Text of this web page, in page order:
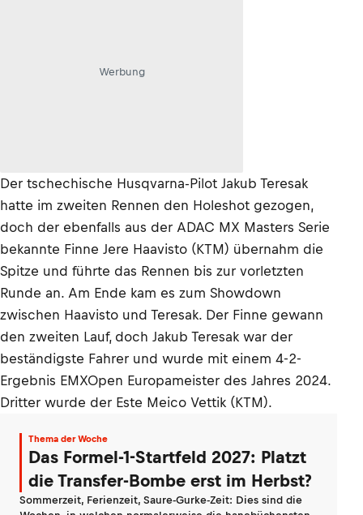
Werbung
Der tschechische Husqvarna-Pilot Jakub Teresak
hatte im zweiten Rennen den Holeshot gezogen,
doch der ebenfalls aus der ADAC MX Masters Serie
bekannte Finne Jere Haavisto (KTM) übernahm die
Spitze und führte das Rennen bis zur vorletzten
Runde an. Am Ende kam es zum Showdown
zwischen Haavisto und Teresak. Der Finne gewann
den zweiten Lauf, doch Jakub Teresak war der
beständigste Fahrer und wurde mit einem 4-2-
Ergebnis EMXOpen Europameister des Jahres 2024.
Dritter wurde der Este Meico Vettik (KTM).
Thema der Woche
Das Formel-1-Startfeld 2027: Platzt
die Transfer-Bombe erst im Herbst?
Sommerzeit, Ferienzeit, Saure-Gurke-Zeit: Dies sind die